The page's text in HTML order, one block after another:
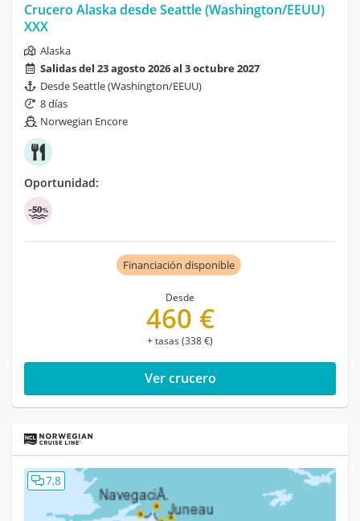
Crucero Alaska desde Seattle (Washington/EEUU)
XXX
Alaska
Salidas del 23 agosto 2026 al 3 octubre 2027
Desde Seattle (Washington/EEUU)
8 días
Norwegian Encore
Oportunidad:
Financiación disponible
Desde
460 €
+ tasas (338 €)
Ver crucero
7,8